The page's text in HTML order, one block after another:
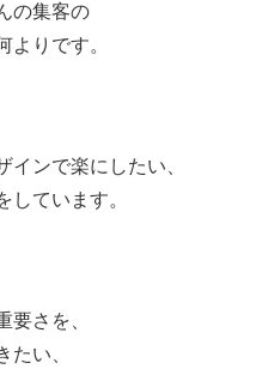
の集客の
よりです。
ンで楽にしたい、
しています。
要さを、
たい、